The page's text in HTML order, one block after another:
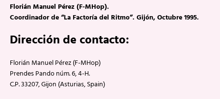
Florián Manuel Pérez (F-MHop).
Coordinador de “La Factoría del Ritmo”. Gijón, Octubre 1995.
Dirección de contacto:
Florián Manuel Pérez (F-MHop)
Prendes Pando núm. 6, 4-H.
C.P. 33207, Gijon (Asturias, Spain)